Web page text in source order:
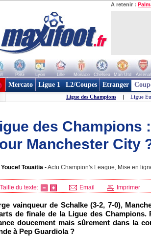
A retenir :
PSG Lyon Lille Monaco Chelsea Man Utd Arsenal
clubs
Mercato Ligue 1 L2/Coupes Etranger
Ligue des Champions | Ligue
des Champions
Manchester City
Youcef Touaitia -Actu Champion's League, Mise en
Taille du texte: Email Imprimer
vainqueur de Schalke (3-2, 7-0),
de finale de la Ligue des
doucement mais sûrement dans la
à Pep Guardiola ?